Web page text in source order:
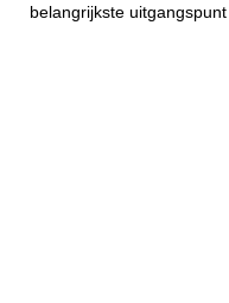
belangrijkste